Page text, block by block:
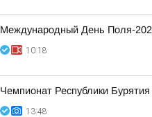
Международный День Поля-
10:18
Чемпионат Республики
13:48